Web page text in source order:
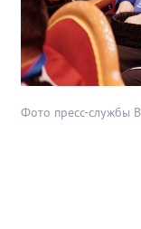
Фото пресс-службы